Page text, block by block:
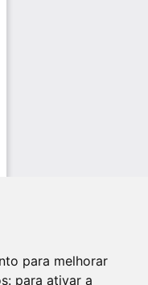
para melhorar
para ativar a